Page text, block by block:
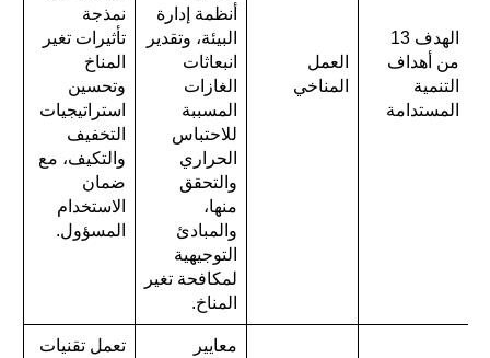
الهدف 13
من أهداف
التنمية
المستدامة
العمل
المناخي
أنظمة إدارة
البيئة، وتقدير
انبعاثات
الغازات
المسببة
للاحتباس
الحراري
والتحقق
منها،
والمبادئ
التوجيهية
لمكافحة تغير
المناخ.
نمذجة
تأثيرات تغير
المناخ
وتحسين
استراتيجيات
التخفيف
والتكيف، مع
ضمان
الاستخدام
المسؤول.
معايير
تعمل تقنيات